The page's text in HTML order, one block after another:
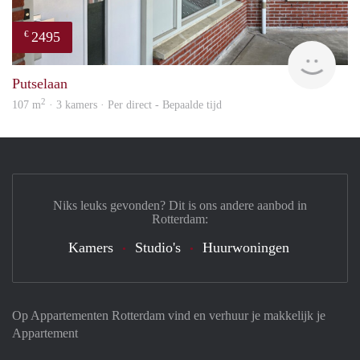
€ 2495
Putselaan
107 m2 · 3 kamers · Per direct - Bepaalde tijd
Op Appartementen Rotterdam vind en verhuur je makkelijk je
Appartement
Niks leuks gevonden? Dit is ons andere aanbod in
Rotterdam:
Kamers Studio's Huurwoningen